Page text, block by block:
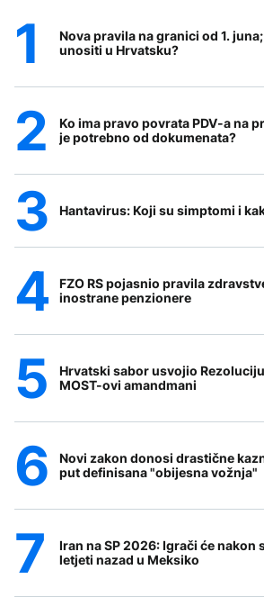
Nova pravila na granici od 1.
unositi u Hrvatsku?
Ko ima pravo povrata PDV-a na
je potrebno od dokumenata?
Hantavirus: Koji su simptomi i
FZO RS pojasnio pravila
inostrane penzionere
Hrvatski sabor usvojio
MOST-ovi amandmani
Novi zakon donosi drastične
put definisana "obijesna vožnja"
Iran na SP 2026: Igrači će nakon
letjeti nazad u Meksiko